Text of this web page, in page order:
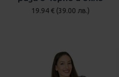
19.94 € (39.00 лв.)